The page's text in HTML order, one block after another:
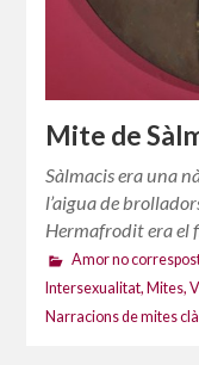
Mite de
Sàlmacis era una
l’aigua de
Hermafrodit era el
Amor no
Intersexualitat, Mites,
Narracions de mites